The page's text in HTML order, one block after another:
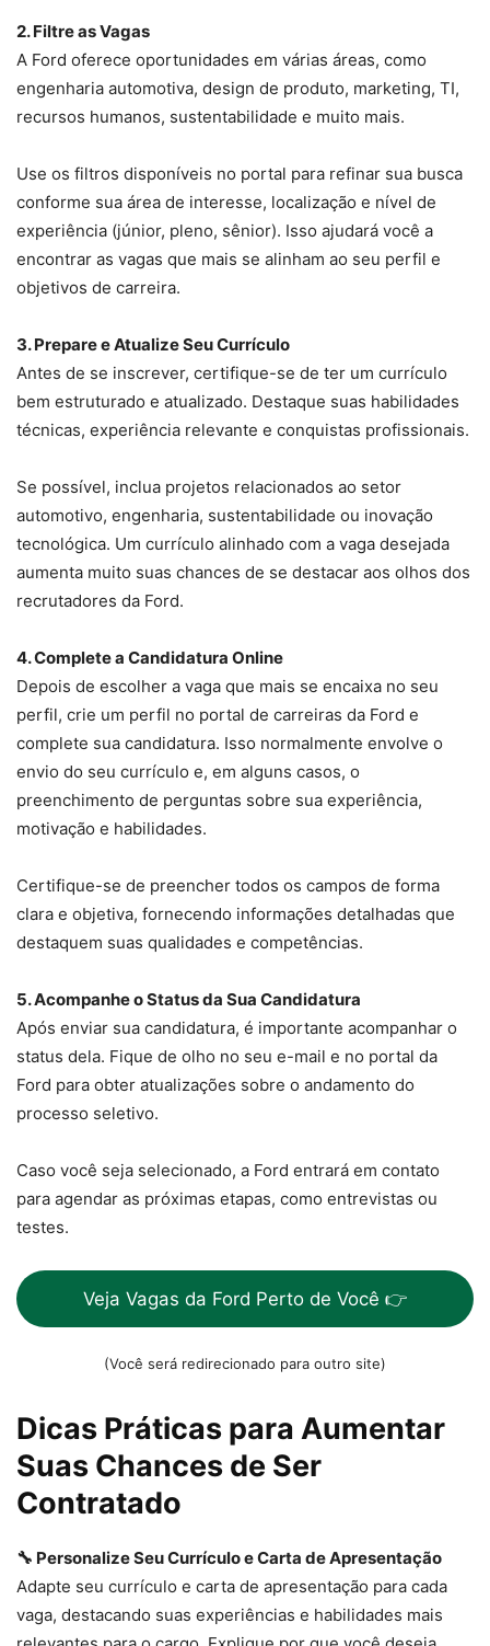
2. Filtre as Vagas
A Ford oferece oportunidades em várias áreas, como
engenharia automotiva, design de produto, marketing, TI,
recursos humanos, sustentabilidade e muito mais.
Use os filtros disponíveis no portal para refinar sua busca
conforme sua área de interesse, localização e nível de
experiência (júnior, pleno, sênior). Isso ajudará você a
encontrar as vagas que mais se alinham ao seu perfil e
objetivos de carreira.
3. Prepare e Atualize Seu Currículo
Antes de se inscrever, certifique-se de ter um currículo
bem estruturado e atualizado. Destaque suas habilidades
técnicas, experiência relevante e conquistas profissionais.
Se possível, inclua projetos relacionados ao setor
automotivo, engenharia, sustentabilidade ou inovação
tecnológica. Um currículo alinhado com a vaga desejada
aumenta muito suas chances de se destacar aos olhos dos
recrutadores da Ford.
4. Complete a Candidatura Online
Depois de escolher a vaga que mais se encaixa no seu
perfil, crie um perfil no portal de carreiras da Ford e
complete sua candidatura. Isso normalmente envolve o
envio do seu currículo e, em alguns casos, o
preenchimento de perguntas sobre sua experiência,
motivação e habilidades.
Certifique-se de preencher todos os campos de forma
clara e objetiva, fornecendo informações detalhadas que
destaquem suas qualidades e competências.
5. Acompanhe o Status da Sua Candidatura
Após enviar sua candidatura, é importante acompanhar o
status dela. Fique de olho no seu e-mail e no portal da
Ford para obter atualizações sobre o andamento do
processo seletivo.
Caso você seja selecionado, a Ford entrará em contato
para agendar as próximas etapas, como entrevistas ou
testes.
Veja Vagas da Ford Perto de Você 👉
(Você será redirecionado para outro site)
Dicas Práticas para Aumentar
Suas Chances de Ser
Contratado
🔧 Personalize Seu Currículo e Carta de Apresentação
Adapte seu currículo e carta de apresentação para cada
vaga, destacando suas experiências e habilidades mais